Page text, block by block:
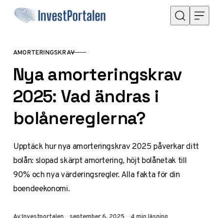
Hoppa till innehåll
KATEGORI
AMORTERINGSKRAV
Nya amorteringskrav
2025: Vad ändras i
bolånereglerna?
Upptäck hur nya amorteringskrav 2025 påverkar ditt
bolån: slopad skärpt amortering, höjt bolånetak till
90% och nya värderingsregler. Alla fakta för din
boendeekonomi.
Av:Investportalen Publicerad
september 6, 2025 4 min läsning